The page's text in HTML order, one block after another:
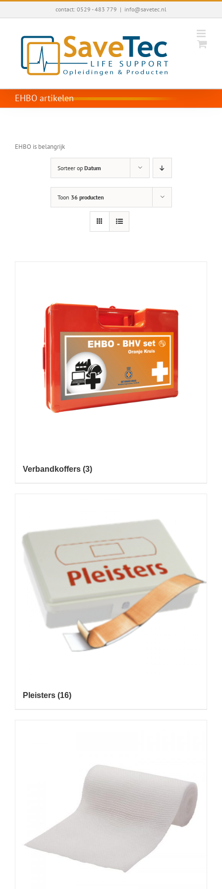
Ga
contact: 0529 - 483 779 | info@savetec.nl
EHBO artikelen
EHBO is belangrijk
Sorteer op Datum
Toon 36 producten
Verbandkoffers (3)
Pleisters (16)